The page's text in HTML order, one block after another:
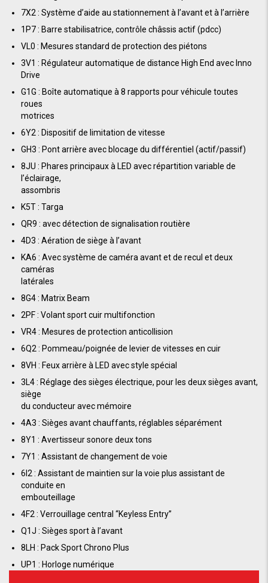
7X2 : Système d’aide au stationnement à l’avant et à l’arrière
1P7 : Barre stabilisatrice, contrôle châssis actif (pdcc)
VL0 : Mesures standard de protection des piétons
3V1 : Régulateur automatique de distance High End avec Inno
Drive
G1G : Boîte automatique à 8 rapports pour véhicule toutes
roues
motrices
6Y2 : Dispositif de limitation de vitesse
GH3 : Pont arrière avec blocage du différentiel (actif/passif)
8JU : Phares principaux à LED avec répartition variable de
l’éclairage,
assombris
K5T : Targa
QR9 : avec détection de signalisation routière
4D3 : Aération de siège à l’avant
KA6 : Avec système de caméra avant et de recul et deux
caméras
latérales
8G4 : Matrix Beam
2PF : Volant sport cuir multifonction
VR4 : Mesures de protection anticollision
6Q2 : Pommeau/poignée de levier de vitesses en cuir
8VH : Feux arrière à LED avec style spécial
3L4 : Réglage des sièges électrique, pour les deux sièges avant,
siège
du conducteur avec mémoire
4A3 : Sièges avant chauffants, réglables séparément
8Y1 : Avertisseur sonore deux tons
7Y1 : Assistant de changement de voie
6I2 : Assistant de maintien sur la voie plus assistant de
conduite en
embouteillage
4F2 : Verrouillage central “Keyless Entry”
Q1J : Sièges sport à l’avant
8LH : Pack Sport Chrono Plus
UP1 : Horloge numérique